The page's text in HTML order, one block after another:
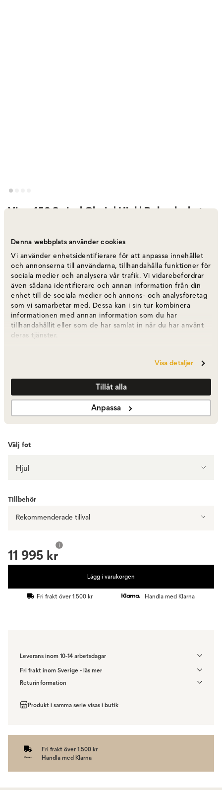
Denna webbplats använder cookies
Vi använder enhetsidentifierare för att anpassa innehållet
och annonserna till användarna, tillhandahålla funktioner för
sociala medier och analysera vår trafik. Vi vidarebefordrar
även sådana identifierare och annan information från din
enhet till de sociala medier och annons- och analysföretag
som vi samarbetar med. Dessa kan i sin tur kombinera
informationen med annan information som du har
tillhandahållit eller som de har samlat in när du har använt
deras tjänster.
Visa detaljer
Tillåt alla
Anpassa
Vipp 452 Swivel Chair | Hjul | Pulverlackat
Varumärke:Vipp
Välj färgPulverlackat aluminium | Svart läder
Pulverlackat aluminium | Svart läder 11 995 kr
Polerat aluminium | Grönt läder
Polerat aluminium | Svart läder
Visa fler +1
Välj fot
Hjul
Tillbehör
Rekommenderade tillval
11 995 kr
Lägg i varukorgen
Fri frakt över 1.500 kr Handla med Klarna
Leverans inom 10-14 arbetsdagar
Fri frakt inom Sverige - läs mer
Denna vara skickas till ett ombud. Du väljer själv i kassan vilket DHL
när din order finns att hämta. Beställs varan ihop med andra
produkter skickas hela ordern tillsammans med samma
Returinformation
enligtdistansavtalslagen.
Produkt i samma serie visas i butik
Fri frakt över 1.500 kr
Handla med Klarna